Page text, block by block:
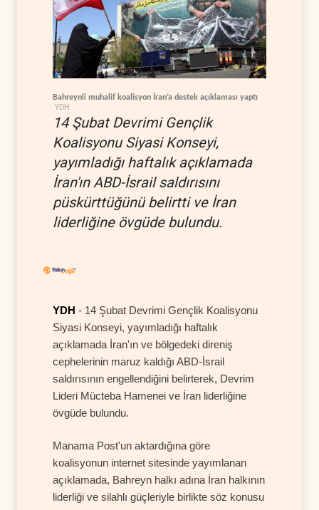
Bahreynli muhalif koalisyon İran’a destek açıklaması yaptı
YDH
14 Şubat Devrimi Gençlik
Koalisyonu Siyasi Konseyi,
yayımladığı haftalık açıklamada
İran'ın ABD-İsrail saldırısını
püskürttüğünü belirtti ve İran
liderliğine övgüde bulundu.
YDH - 14 Şubat Devrimi Gençlik Koalisyonu
Siyasi Konseyi, yayımladığı haftalık
açıklamada İran'ın ve bölgedeki direniş
cephelerinin maruz kaldığı ABD-İsrail
saldırısının engellendiğini belirterek, Devrim
Lideri Mücteba Hamenei ve İran liderliğine
övgüde bulundu.
Manama Post'un aktardığına göre
koalisyonun internet sitesinde yayımlanan
açıklamada, Bahreyn halkı adına İran halkının
liderliği ve silahlı güçleriyle birlikte söz konusu